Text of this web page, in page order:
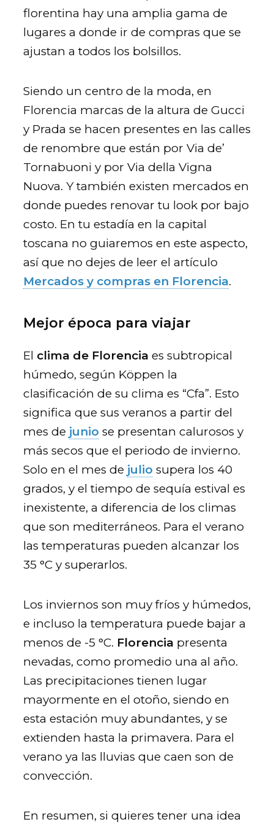
florentina hay una amplia gama de
lugares a donde ir de compras que se
ajustan a todos los bolsillos.
Siendo un centro de la moda, en
Florencia marcas de la altura de Gucci
y Prada se hacen presentes en las calles
de renombre que están por Via de’
Tornabuoni y por Via della Vigna
Nuova. Y también existen mercados en
donde puedes renovar tu look por bajo
costo. En tu estadía en la capital
toscana no guiaremos en este aspecto,
así que no dejes de leer el artículo
Mercados y compras en Florencia.
Mejor época para viajar
El clima de Florencia es subtropical
húmedo, según Köppen la
clasificación de su clima es “Cfa”. Esto
significa que sus veranos a partir del
mes de junio se presentan calurosos y
más secos que el periodo de invierno.
Solo en el mes de julio supera los 40
grados, y el tiempo de sequía estival es
inexistente, a diferencia de los climas
que son mediterráneos. Para el verano
las temperaturas pueden alcanzar los
35 °C y superarlos.
Los inviernos son muy fríos y húmedos,
e incluso la temperatura puede bajar a
menos de -5 °C. Florencia presenta
nevadas, como promedio una al año.
Las precipitaciones tienen lugar
mayormente en el otoño, siendo en
esta estación muy abundantes, y se
extienden hasta la primavera. Para el
verano ya las lluvias que caen son de
convección.
En resumen, si quieres tener una idea